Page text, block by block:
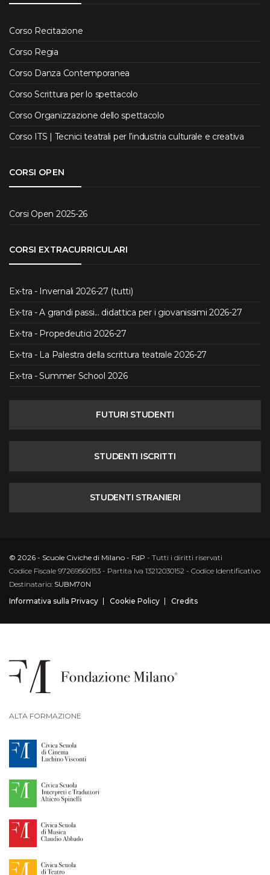
Corso Recitazione
Corso Regia
Corso Danza Contemporanea
Corso Scrittura per lo spettacolo
Corso Organizzazione dello spettacolo
Corso ITS | Tecnici teatrali per l’industria culturale e creativa
CORSI OPEN
Corsi Open 2025-26
CORSI EXTRACURRICULARI
Ex-tra - Invernali 2026-27 (tutti)
Ex-tra - A grandi passi... didattica per i giovanissimi 2026-27
Ex-tra - Propedeutici 2026-27
Ex-tra - La Palestra della scrittura teatrale 2026-27
Ex-tra - Summer School 2026
FUTURI STUDENTI
STUDENTI ISCRITTI
STUDENTI STRANIERI
© 2026 - Scuole Civiche di Milano - FdP - Tutti i diritti riservati
Codice Fiscale 97269560153 - Partita Iva 13212030152 - Codice Identificativo
Destinatario: SUBM70N
Informativa sulla Privacy
Cookie Policy Credits
ALTA FORMAZIONE